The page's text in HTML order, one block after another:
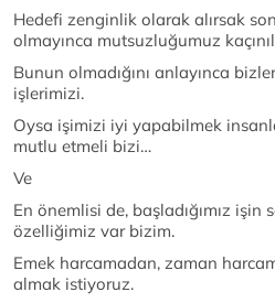
Hedefi zenginlik olarak alırsak
olmayınca mutsuzluğumuz
Bunun olmadığını anlayınca
işlerimizi.
Oysa işimizi iyi yapabilmek
mutlu etmeli bizi…
Ve
En önemlisi de, başladığımız
özelliğimiz var bizim.
Emek harcamadan, zaman
almak istiyoruz.